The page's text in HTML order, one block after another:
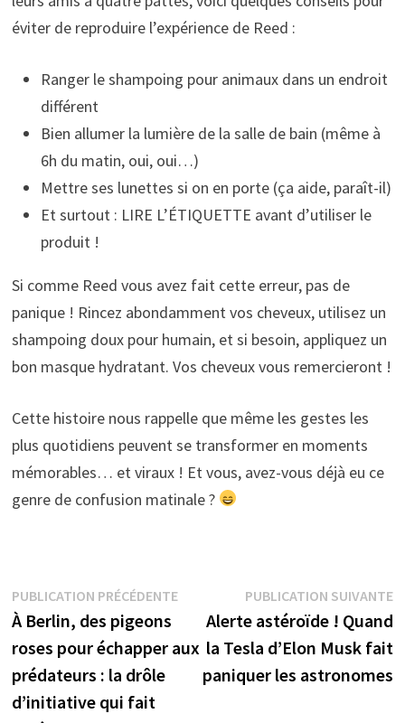
éviter de reproduire l’expérience de Reed :
Ranger le shampoing pour animaux dans un endroit
différent
Bien allumer la lumière de la salle de bain (même à
6h du matin, oui, oui…)
Mettre ses lunettes si on en porte (ça aide, paraît-il)
Et surtout : LIRE L’ÉTIQUETTE avant d’utiliser le
produit !
Si comme Reed vous avez fait cette erreur, pas de
panique ! Rincez abondamment vos cheveux, utilisez un
shampoing doux pour humain, et si besoin, appliquez un
bon masque hydratant. Vos cheveux vous remercieront !
Cette histoire nous rappelle que même les gestes les
plus quotidiens peuvent se transformer en moments
mémorables… et viraux ! Et vous, avez-vous déjà eu ce
genre de confusion matinale ?
Navigation
de
l’article
PUBLICATION PRÉCÉDENTEPublication
précédente :
À Berlin, des pigeons
roses pour échapper aux
prédateurs : la drôle
d’initiative qui fait
PUBLICATION SUIVANTE
Alerte astéroïde ! Quand
la Tesla d’Elon Musk fait
paniquer les astronomes